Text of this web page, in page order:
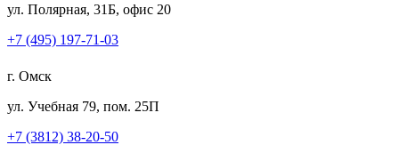
ул. Полярная, 31Б, офис 20
+7 (495) 197-71-03
г. Омск
ул. Учебная 79, пом. 25П
+7 (3812) 38-20-50